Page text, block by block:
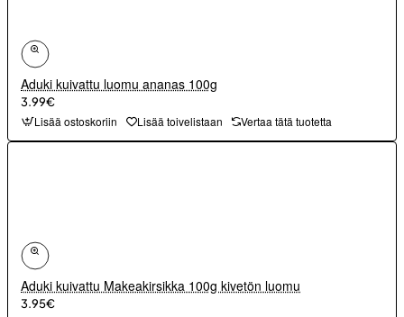
Aduki kuivattu luomu ananas 100g
3.99€
Lisää ostoskoriin Lisää toivelistaan Vertaa tätä tuotetta
Aduki kuivattu Makeakirsikka 100g kivetön luomu
3.95€